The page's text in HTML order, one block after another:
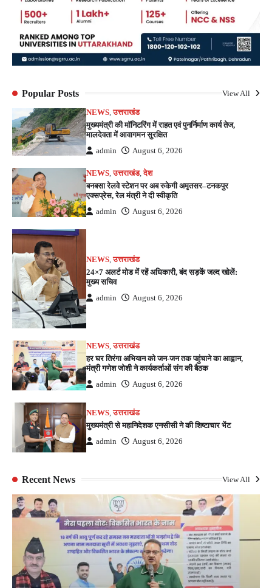
Popular Posts View All
NEWS ,उत्तराखंड
मुख्यमंत्री की मॉनिटरिंग में राहत एवं पुनर्निर्माण कार्य तेज,
मालदेवता में आवागमन सुरक्षित
admin August 6, 2026
NEWS ,उत्तराखंड,देश
बनबसा रेलवे स्टेशन पर अब रुकेगी अमृतसर–टनकपुर
एक्सप्रेस, रेल मंत्री ने दी स्वीकृति
admin August 6, 2026
NEWS,उत्तराखंड
24×7 अलर्ट मोड में रहें अधिकारी, बंद सड़कें जल्द खोलें:
मुख्य सचिव
admin August 6, 2026
NEWS,उत्तराखंड
हर घर तिरंगा अभियान को जन-जन तक पहुंचाने का आह्वान,
मंत्री गणेश जोशी ने कार्यकर्ताओं संग की बैठक
admin August 6, 2026
NEWS,उत्तराखंड
मुख्यमंत्री से महानिदेशक एनसीसी ने की शिष्टाचार भेंट
admin August 6, 2026
Recent News View All